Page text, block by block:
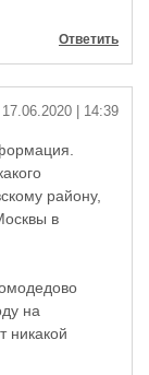
Ответить
17.06.2020 | 14:39
району,
в
на
никакой